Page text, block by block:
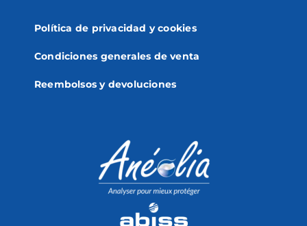
Política de privacidad y cookies
Condiciones generales de venta
Reembolsos y devoluciones